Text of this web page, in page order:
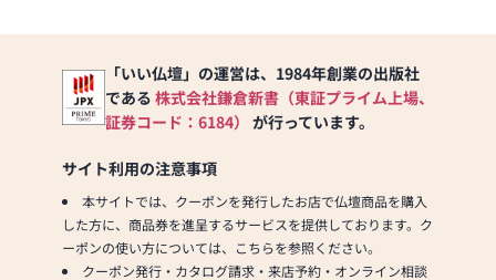
「いい仏壇」の運営は、1984年創業の出版社
である 株式会社鎌倉新書（東証プライム上場、
証券コード：6184） が行っています。
サイト利用の注意事項
本サイトでは、クーポンを発行したお店で仏壇商品を購入
した方に、商品券を進呈するサービスを提供しております。ク
ーポンの使い方については、こちらを参照ください。
クーポン発行・カタログ請求・来店予約・オンライン相談